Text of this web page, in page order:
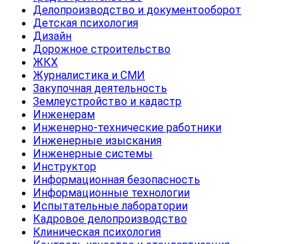
Делопроизводство и документооборот
Детская психология
Дизайн
Дорожное строительство
ЖКХ
Журналистика и СМИ
Закупочная деятельность
Землеустройство и кадастр
Инженерам
Инженерно-технические работники
Инженерные изыскания
Инженерные системы
Инструктор
Информационная безопасность
Информационные технологии
Испытательные лаборатории
Кадровое делопроизводство
Клиническая психология